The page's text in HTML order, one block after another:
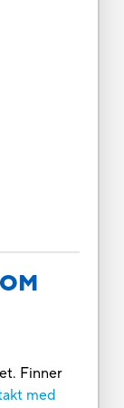
Finner
med